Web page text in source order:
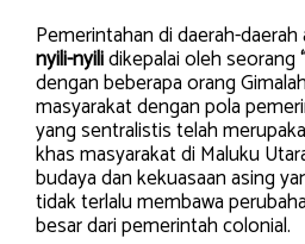
Pemerintahan di daerah-
nyili-nyilidikepalai oleh seorang
dengan beberapa orang
masyarakat dengan pola
yang sentralistis telah
khas masyarakat di Maluku
budaya dan kekuasaan asing
tidak terlalu membawa
besar dari pemerintah colonial.